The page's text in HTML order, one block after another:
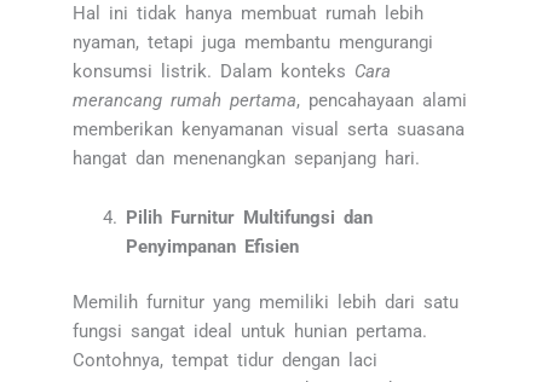
Hal ini tidak hanya membuat rumah lebih
nyaman, tetapi juga membantu mengurangi
konsumsi listrik. Dalam konteks Cara
merancang rumah pertama, pencahayaan alami
memberikan kenyamanan visual serta suasana
hangat dan menenangkan sepanjang hari.
Pilih Furnitur Multifungsi dan
Penyimpanan Efisien
Memilih furnitur yang memiliki lebih dari satu
fungsi sangat ideal untuk hunian pertama.
Contohnya, tempat tidur dengan laci